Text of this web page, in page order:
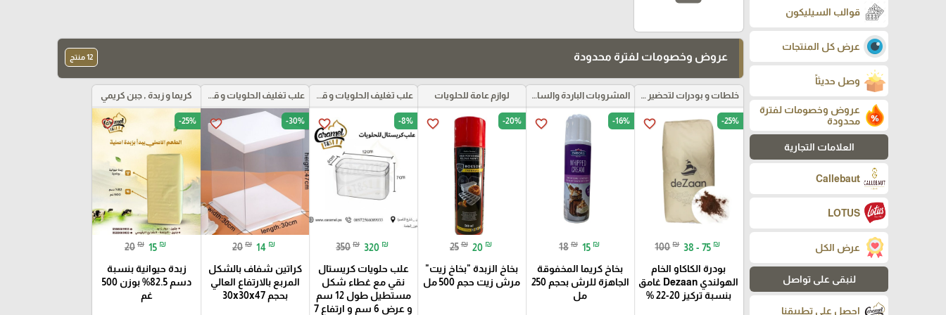
قوالب السيليكون
عرض كل المنتجات
وصل حديثاً
عروض وخصومات لفترة
محدودة
العلامات التجارية
Callebaut
LOTUS
عرض الكل
لنبقى على تواصل
احصل على تطبيقنا
عروض وخصومات لفترة محدودة 12 منتج
خلطات و بودرات لتحضير العجائن
favorite_border -25%
100 ₪ 38 - 75 ₪
بودرة الكاكاو الخام
الهولندي Dezaan غامق
بنسبة تركيز 20-22 %
المشروبات الباردة والساخنة ومركزات الموهيتو
favorite_border -16%
18 ₪ 15 ₪
بخاخ كريما المخفوقة
الجاهزة للرش بحجم 250
مل
لوازم عامة للحلويات
favorite_border -20%
25 ₪ 20 ₪
بخاخ الزبدة "بخاخ زيت"
مرش زيت حجم 500 مل
علب تغليف الحلويات و قواعد الكيك و علب بلاستيكية بأنواعها
favorite_border -8%
350 ₪ 320 ₪
علب حلويات كريستال
نقي مع غطاء شكل
مستطيل طول 12 سم
و عرض 6 سم و ارتفاع 7
علب تغليف الحلويات و قواعد الكيك و علب بلاستيكية بأنواعها
favorite_border -30%
20 ₪ 14 ₪
كراتين شفاف بالشكل
المربع بالارتفاع العالي
بحجم 30x30x47
كريما و زبدة , جبن كريمي
favorite_border -25%
20 ₪ 15 ₪
زبدة حيوانية بنسبة
دسم 82.5% بوزن 500
غم